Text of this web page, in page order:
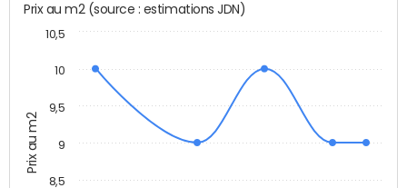
Prix au m2
Prix au m2 (source : estimations JDN)
8,5
9
9,5
10
10,5